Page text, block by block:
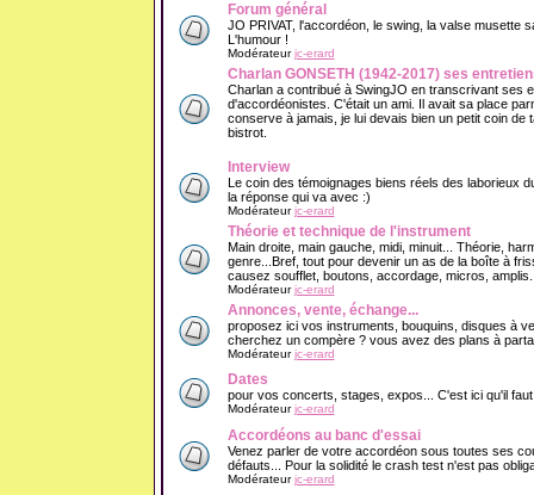
Forum général
JO PRIVAT, l'accordéon, le swing, la valse musette
L'humour !
Modérateurjc-erard
Charlan GONSETH (1942-2017) ses
Charlan a contribué à SwingJO en transcrivant ses
d'accordéonistes. C'était un ami. Il avait sa place
conserve à jamais, je lui devais bien un petit coin de
bistrot.
Interview
Le coin des témoignages biens réels des laborieux
la réponse qui va avec :)
Modérateurjc-erard
Théorie et technique de l'instrument
Main droite, main gauche, midi, minuit... Théorie,
genre...Bref, tout pour devenir un as de la boîte à
causez soufflet, boutons, accordage, micros,
Modérateurjc-erard
Annonces, vente, échange...
proposez ici vos instruments, bouquins, disques à
cherchez un compère ? vous avez des plans à
Modérateurjc-erard
Dates
pour vos concerts, stages, expos... C'est ici qu'il
Modérateurjc-erard
Accordéons au banc d'essai
Venez parler de votre accordéon sous toutes ses
défauts... Pour la solidité le crash test n'est pas
Modérateurjc-erard